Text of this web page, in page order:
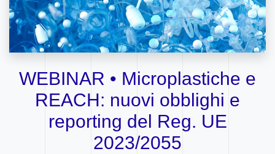
WEBINAR • Microplastiche e
REACH: nuovi obblighi e
reporting del Reg. UE
2023/2055